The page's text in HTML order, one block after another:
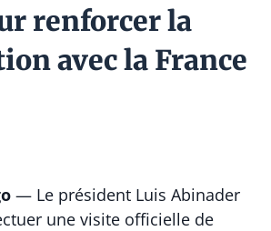
renforcer la
avec la France
— Le président Luis Abinader
une visite officielle de